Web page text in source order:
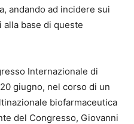
andando ad incidere sui
base di queste
Internazionale di
giugno, nel corso di un
biofarmaceutica
del Congresso, Giovanni